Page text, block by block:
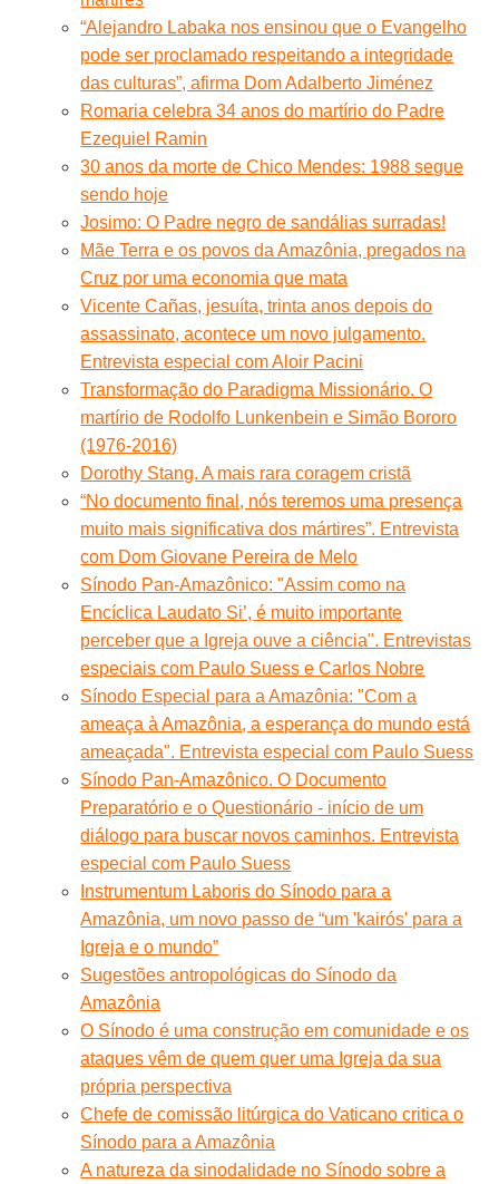
“Alejandro Labaka nos ensinou que o Evangelho
pode ser proclamado respeitando a integridade
das culturas”, afirma Dom Adalberto Jiménez
Romaria celebra 34 anos do martírio do Padre
Ezequiel Ramin
30 anos da morte de Chico Mendes: 1988 segue
sendo hoje
Josimo: O Padre negro de sandálias surradas!
Mãe Terra e os povos da Amazônia, pregados na
Cruz por uma economia que mata
Vicente Cañas, jesuíta, trinta anos depois do
assassinato, acontece um novo julgamento.
Entrevista especial com Aloir Pacini
Transformação do Paradigma Missionário. O
martírio de Rodolfo Lunkenbein e Simão Bororo
(1976-2016)
Dorothy Stang. A mais rara coragem cristã
“No documento final, nós teremos uma presença
muito mais significativa dos mártires”. Entrevista
com Dom Giovane Pereira de Melo
Sínodo Pan-Amazônico: "Assim como na
Encíclica Laudato Si’, é muito importante
perceber que a Igreja ouve a ciência". Entrevistas
especiais com Paulo Suess e Carlos Nobre
Sínodo Especial para a Amazônia: "Com a
ameaça à Amazônia, a esperança do mundo está
ameaçada". Entrevista especial com Paulo Suess
Sínodo Pan-Amazônico. O Documento
Preparatório e o Questionário - início de um
diálogo para buscar novos caminhos. Entrevista
especial com Paulo Suess
Instrumentum Laboris do Sínodo para a
Amazônia, um novo passo de “um 'kairós' para a
Igreja e o mundo”
Sugestões antropológicas do Sínodo da
Amazônia
O Sínodo é uma construção em comunidade e os
ataques vêm de quem quer uma Igreja da sua
própria perspectiva
Chefe de comissão litúrgica do Vaticano critica o
Sínodo para a Amazônia
A natureza da sinodalidade no Sínodo sobre a